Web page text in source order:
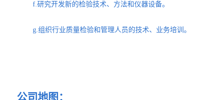
f.研究开发新的检验技术、方法和仪器设备。
g.组织行业质量检验和管理人员的技术、业务培训。
公司地图：